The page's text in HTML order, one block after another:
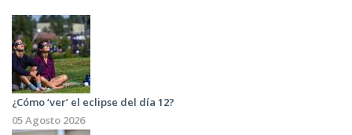
¿Cómo ‘ver’ el eclipse del día 12?
05 Agosto 2026